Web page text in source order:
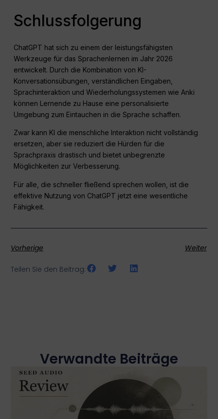
Schlussfolgerung
ChatGPT hat sich zu einem der leistungsfähigsten
Werkzeuge für das Sprachenlernen im Jahr 2026
entwickelt. Durch die Kombination von KI-
Konversationsübungen, verständlichen Eingaben,
Sprachinteraktion und Wiederholungssystemen wie Anki
können Lernende zu Hause eine personalisierte
Umgebung zum Eintauchen in die Sprache schaffen.
Zwar kann KI die menschliche Interaktion nicht vollständig
ersetzen, aber sie reduziert die Hürden für die
Sprachpraxis drastisch und bietet unbegrenzte
Möglichkeiten zur Verbesserung.
Für alle, die schneller fließend sprechen wollen, ist die
effektive Nutzung von ChatGPT jetzt eine wesentliche
Fähigkeit.
Vorherige Weiter
Teilen Sie den Beitrag:
Verwandte Beiträge